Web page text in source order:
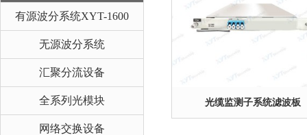
有源波分系统XYT-1600
无源波分系统
汇聚分流设备
全系列光模块
网络交换设备
光缆监测子系统滤波板